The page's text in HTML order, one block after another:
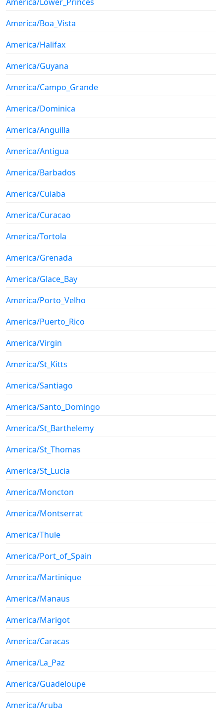
America/Boa_Vista
America/Halifax
America/Guyana
America/Campo_Grande
America/Dominica
America/Anguilla
America/Antigua
America/Barbados
America/Cuiaba
America/Curacao
America/Tortola
America/Grenada
America/Glace_Bay
America/Porto_Velho
America/Puerto_Rico
America/Virgin
America/St_Kitts
America/Santiago
America/Santo_Domingo
America/St_Barthelemy
America/St_Thomas
America/St_Lucia
America/Moncton
America/Montserrat
America/Thule
America/Port_of_Spain
America/Martinique
America/Manaus
America/Marigot
America/Caracas
America/La_Paz
America/Guadeloupe
America/Aruba